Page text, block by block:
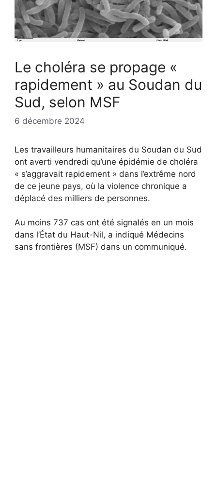
Le choléra se propage «
rapidement » au Soudan du
Sud, selon MSF
6 décembre 2024
Les travailleurs humanitaires du Soudan du Sud
ont averti vendredi qu’une épidémie de choléra
« s’aggravait rapidement » dans l’extrême nord
de ce jeune pays, où la violence chronique a
déplacé des milliers de personnes.
Au moins 737 cas ont été signalés en un mois
dans l’État du Haut-Nil, a indiqué Médecins
sans frontières (MSF) dans un communiqué.